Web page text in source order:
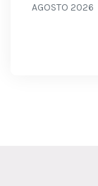
AGOSTO 2026